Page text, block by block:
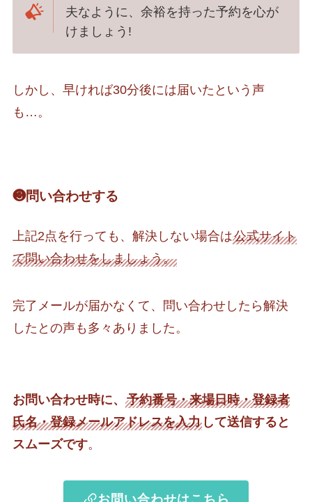
夫なように、余裕を持った予約を心が
けましょう!
しかし、早ければ30分後には届いたという声
も…。
❸問い合わせする
上記2点を行っても、解決しない場合は公式サイト
で問い合わせをしましょう。
完了メールが届かなくて、問い合わせしたら解決
したとの声も多々ありました。
お問い合わせ時に、 予約番号・来場日時・登録者
氏名・登録メールアドレスを入力して送信すると
スムーズです。
お問い合わせはこちら